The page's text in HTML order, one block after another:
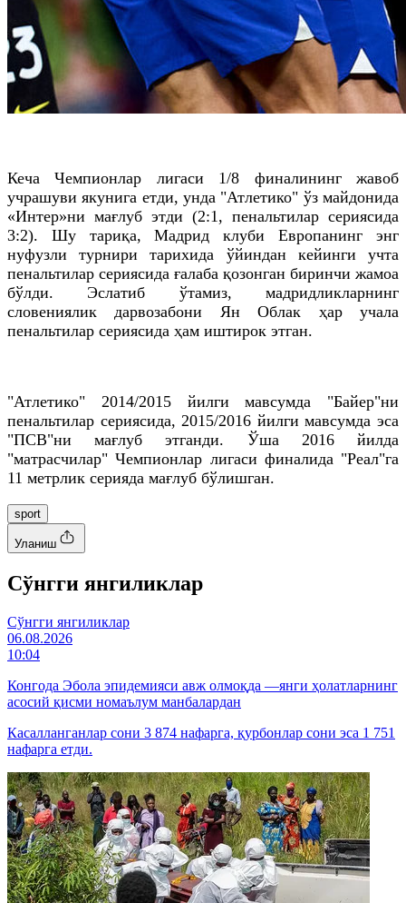
Кеча Чемпионлар лигаси 1/8 финалининг жавоб
учрашуви якунига етди, унда "Атлетико" ўз майдонида
«Интер»ни мағлуб этди (2:1, пенальтилар сериясида
3:2). Шу тариқа, Мадрид клуби Европанинг энг
нуфузли турнири тарихида ўйиндан кейинги учта
пенальтилар сериясида ғалаба қозонган биринчи жамоа
бўлди. Эслатиб ўтамиз, мадридликларнинг
словениялик дарвозабони Ян Облак ҳар учала
пенальтилар сериясида ҳам иштирок этган.
"Атлетико" 2014/2015 йилги мавсумда "Байер"ни
пенальтилар сериясида, 2015/2016 йилги мавсумда эса
"ПСВ"ни мағлуб этганди. Ўша 2016 йилда
"матрасчилар" Чемпионлар лигаси финалида "Реал"га
11 метрлик серияда мағлуб бўлишган.
sport
Уланиш
Cўнгги янгиликлар
Cўнгги янгиликлар
06.08.2026
10:04
Конгода Эбола эпидемияси авж олмоқда —янги ҳолатларнинг
асосий қисми номаълум манбалардан
Касалланганлар сони 3 874 нафарга, қурбонлар сони эса 1 751
нафарга етди.